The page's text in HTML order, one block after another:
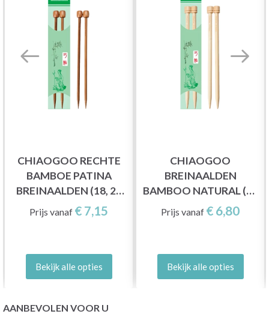
CHIAOGOO RECHTE
BAMBOE PATINA
BREINAALDEN (18, 23
EN 33 CM)
Prijs vanaf € 7,15
Bekijk alle opties
CHIAOGOO
BREINAALDEN
BAMBOO NATURAL (23
EN 30 CM)
Prijs vanaf € 6,80
Bekijk alle opties
AANBEVOLEN VOOR U